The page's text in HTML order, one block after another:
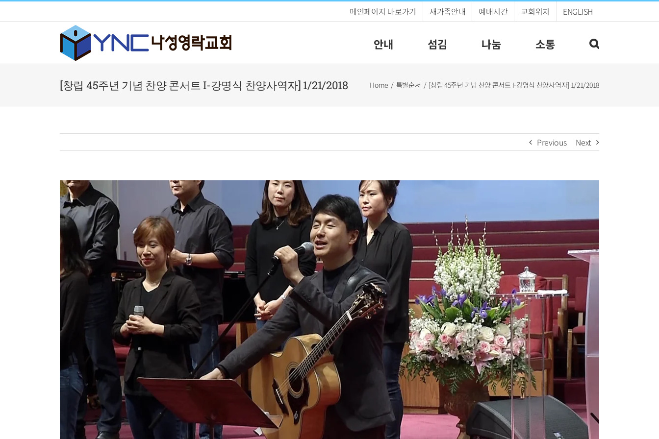
to
메인페이지 바로가기 새가족안내 예배시간 교회위치 ENGLISH
안내 섬김 나눔 소통
[창립 45주년 기념 찬양 콘서트 I-강명식 찬양사역자] 1/21/2018 Home 특별순서 [창립 45주년 기념 찬양 콘서트 I-강명식 찬양사역자] 1/21/2018
Previous Next